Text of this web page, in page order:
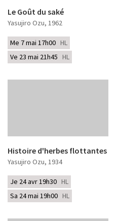
Le Goût du saké
Yasujiro Ozu, 1962
Me 7 mai 17h00 HL
Ve 23 mai 21h45 HL
Histoire d'herbes flottantes
Yasujiro Ozu, 1934
Je 24 avr 19h30 HL
Sa 24 mai 19h00 HL